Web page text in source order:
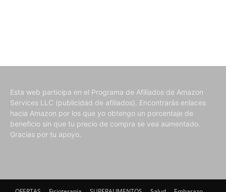
Esta web participa en el Programa de Afiliados de Amazon
Services LLC (publicidad de afiliados). Encontrarás enlaces
hacia Amazon por los que yo obtengo un porcentaje de
beneficio sin que tu precio de compra se vea aumentado.
Gracias por tu apoyo.